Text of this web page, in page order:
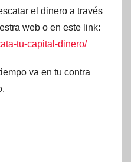
el dinero a través
web o en este link:
tu-capital-dinero/
va en tu contra